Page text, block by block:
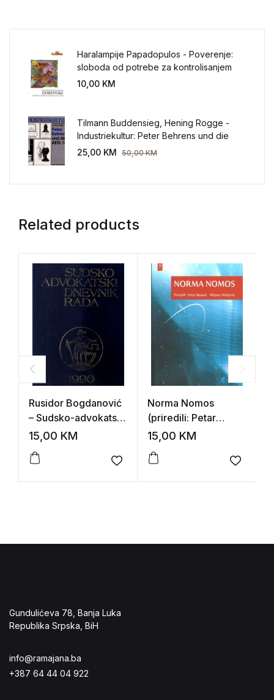
Haralampije Papadopulos - Poverenje:
sloboda od potrebe za kontrolisanjem
sveta
10,00 KM
Tilmann Buddensieg, Hening Rogge -
Industriekultur: Peter Behrens und die
AEG 1907-1914.
25,00 KM 50,00KM
Related products
Rusidor Bogdanović
– Sudsko-advokatski
dnevnik rada za
15,00 KM
Add to wishlist
Norma Nomos
(priredili: Petar
Bojanić, Miljana
15,00 KM
Add to
Gundulićeva 78, Banja Luka
Republika Srpska, BiH
info@ramajana.ba
+387 64 44 04 922